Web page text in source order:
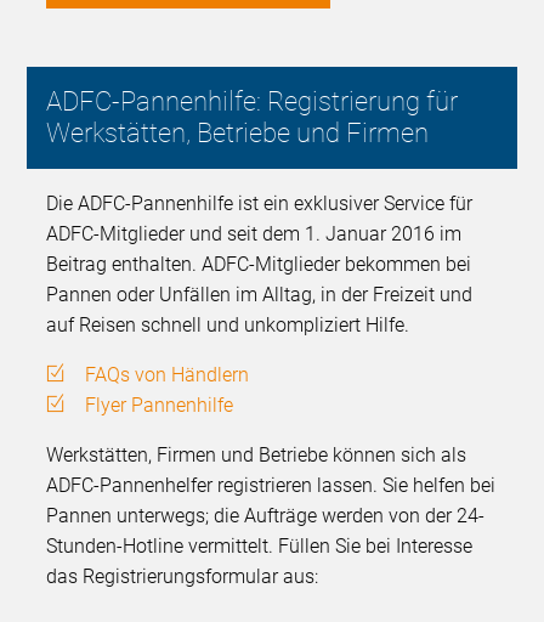
ADFC-Pannenhilfe: Registrierung für
Werkstätten, Betriebe und Firmen
Die ADFC-Pannenhilfe ist ein exklusiver Service für
ADFC-Mitglieder und seit dem 1. Januar 2016 im
Beitrag enthalten. ADFC-Mitglieder bekommen bei
Pannen oder Unfällen im Alltag, in der Freizeit und
auf Reisen schnell und unkompliziert Hilfe.
FAQs von Händlern
Flyer Pannenhilfe
Werkstätten, Firmen und Betriebe können sich als
ADFC-Pannenhelfer registrieren lassen. Sie helfen bei
Pannen unterwegs; die Aufträge werden von der 24-
Stunden-Hotline vermittelt. Füllen Sie bei Interesse
das Registrierungsformular aus: